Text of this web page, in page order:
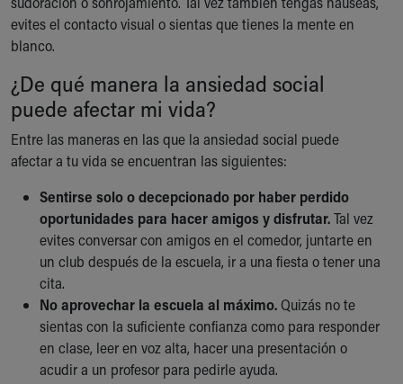
evites el contacto visual o sientas que tienes la mente en
blanco.
¿De qué manera la ansiedad social
puede afectar mi vida?
Entre las maneras en las que la ansiedad social puede
afectar a tu vida se encuentran las siguientes:
Sentirse solo o decepcionado por haber perdido
oportunidades para hacer amigos y disfrutar.Tal vez
evites conversar con amigos en el comedor, juntarte en
un club después de la escuela, ir a una fiesta o tener una
cita.
No aprovechar la escuela al máximo. Quizás no te
sientas con la suficiente confianza como para responder
en clase, leer en voz alta, hacer una presentación o
acudir a un profesor para pedirle ayuda.